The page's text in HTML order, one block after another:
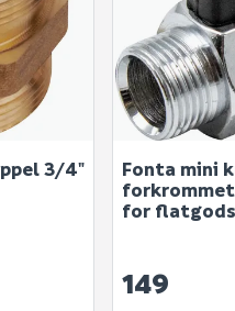
3/4"
Fonta mini
for flatgods
149